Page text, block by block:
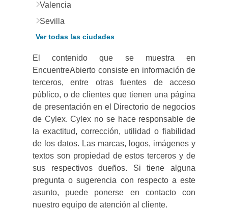
Valencia
Sevilla
Ver todas las ciudades
El contenido que se muestra en
EncuentreAbierto consiste en información de
terceros, entre otras fuentes de acceso
público, o de clientes que tienen una página
de presentación en el Directorio de negocios
de Cylex. Cylex no se hace responsable de
la exactitud, corrección, utilidad o fiabilidad
de los datos. Las marcas, logos, imágenes y
textos son propiedad de estos terceros y de
sus respectivos dueños. Si tiene alguna
pregunta o sugerencia con respecto a este
asunto, puede ponerse en contacto con
nuestro equipo de atención al cliente.